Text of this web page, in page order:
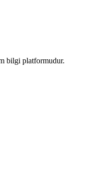
bilgi platformudur.